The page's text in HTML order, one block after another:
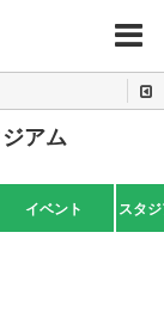
MENU
アム
イベント スタ